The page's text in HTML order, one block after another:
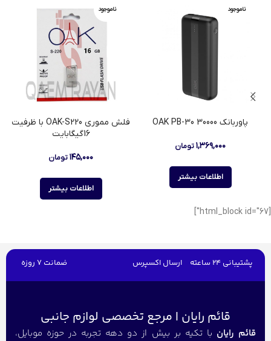
ناموجود
پاوربانک 30000 OAK PB-30
۱,۳۶۹,۰۰۰تومان
اطلاعات بیشتر
ناموجود
فلش مموری OAK-S220 با ظرفیت
16گیگابایت
۱۴۵,۰۰۰تومان
اطلاعات بیشتر
[html_block id="67"]
پشتیبانی 24 ساعته ارسال اکسپرس ضمانت 7 روزه
قائم رایان | مرجع تخصصی لوازم جانبی
قائم رایان با تکیه بر بیش از دو دهه تجربه در حوزه موبایل،